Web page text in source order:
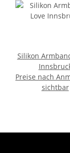
Silikon
Preise nach
sichtbar